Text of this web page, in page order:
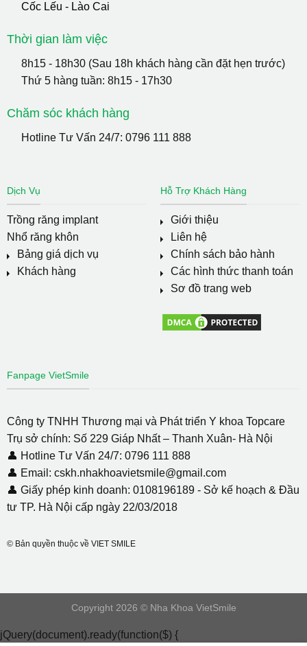
Cốc Lếu - Lào Cai
Thời gian làm việc
8h15 - 18h30 (Sau 18h khách hàng cần đặt hẹn trước)
Thứ 5 hàng tuần: 8h15 - 17h30
Chăm sóc khách hàng
Hotline Tư Vấn 24/7: 0796 111 888
Dịch Vụ
Trồng răng implant
Nhổ răng khôn
Bảng giá dịch vụ
Khách hàng
Hỗ Trợ Khách Hàng
Giới thiệu
Liên hệ
Chính sách bảo hành
Các hình thức thanh toán
Sơ đồ trang web
Fanpage VietSmile
Công ty TNHH Thương mại và Phát triển Y khoa Topcare
Trụ sở chính: Số 229 Giáp Nhất – Thanh Xuân- Hà Nội
👤 Hotline Tư Vấn 24/7: 0796 111 888
👤 Email: cskh.nhakhoavietsmile@gmail.com
👤 Giấy phép kinh doanh: 0108196189 - Sở kế hoạch & Đầu
tư TP. Hà Nội cấp ngày 22/03/2018
© Bản quyền thuộc về VIET SMILE
Copyright 2026 © Nha Khoa VietSmile
jQuery(document).ready(function($) {